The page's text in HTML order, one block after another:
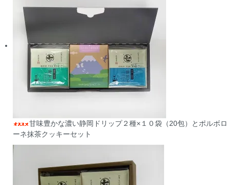
甘味豊かな濃い静岡ドリップ２種×１０袋（20包）とポルボロ
ーネ抹茶クッキーセット